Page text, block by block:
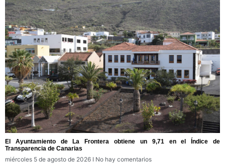
El Ayuntamiento de La Frontera obtiene un 9,71 en el Índice de
Transparencia de Canarias
miércoles 5 de agosto de 2026
No hay comentarios